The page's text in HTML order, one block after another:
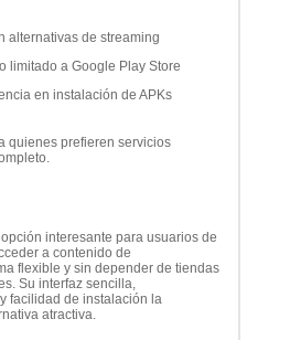
alternativas de streaming
limitado a Google Play Store
en instalación de APKs
quienes prefieren servicios
interesante para usuarios de
a contenido de
flexible y sin depender de tiendas
Su interfaz sencilla,
facilidad de instalación la
atractiva.